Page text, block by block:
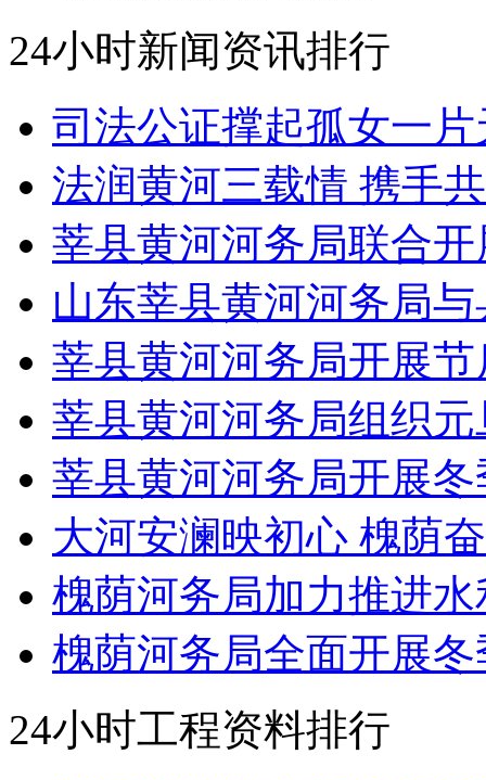
24小时新闻资讯排行
司法公证撑起孤女一片
法润黄河三载情 携手
莘县黄河河务局联合开
山东莘县黄河河务局
莘县黄河河务局开展
莘县黄河河务局组织
莘县黄河河务局开展
大河安澜映初心 槐荫
槐荫河务局加力推进
槐荫河务局全面开展
24小时工程资料排行